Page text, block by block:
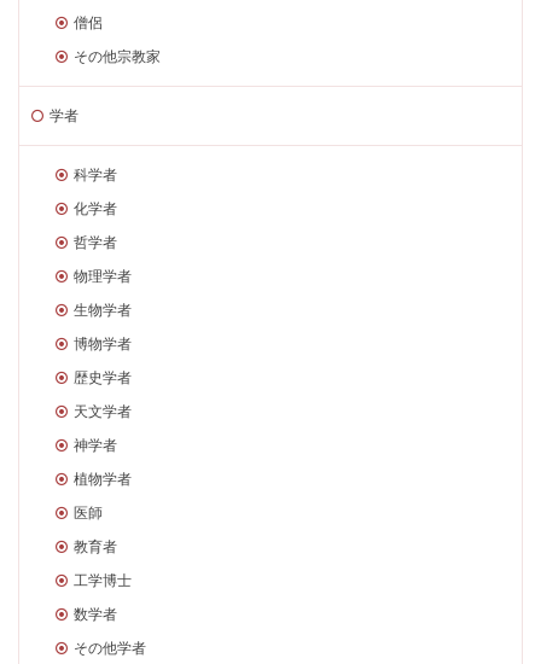
僧侶
その他宗教家
学者
科学者
化学者
哲学者
物理学者
生物学者
博物学者
歴史学者
天文学者
神学者
植物学者
医師
教育者
工学博士
数学者
その他学者